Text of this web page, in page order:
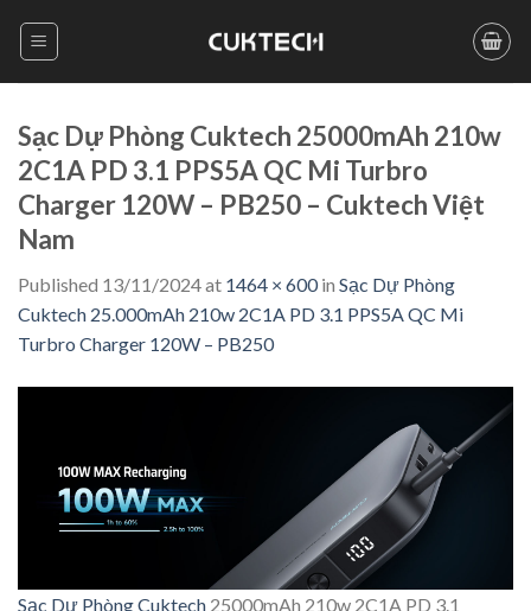
Sạc Dự Phòng Cuktech 25000mAh 210w
2C1A PD 3.1 PPS5A QC Mi Turbro
Charger 120W – PB250 – Cuktech Việt
Nam
Published 13/11/2024at 1464 × 600in Sạc Dự Phòng
Cuktech 25.000mAh 210w 2C1A PD 3.1 PPS5A QC Mi
Turbro Charger 120W – PB250
Sạc Dự PhòngCuktech 25000mAh 210w 2C1A PD 3.1